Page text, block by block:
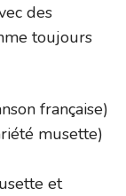
des
toujours
française)
musette)
et